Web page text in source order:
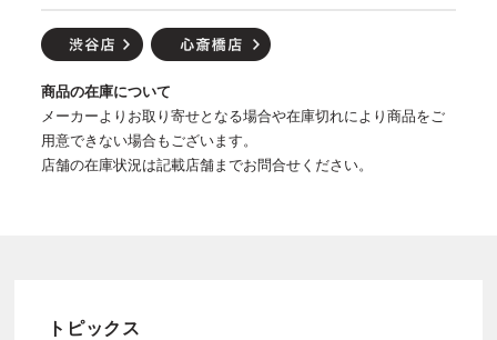
商品の在庫について
メーカーよりお取り寄せとなる場合や在庫切れにより商品をご
用意できない場合もございます。
店舗の在庫状況は記載店舗までお問合せください。
トピックス